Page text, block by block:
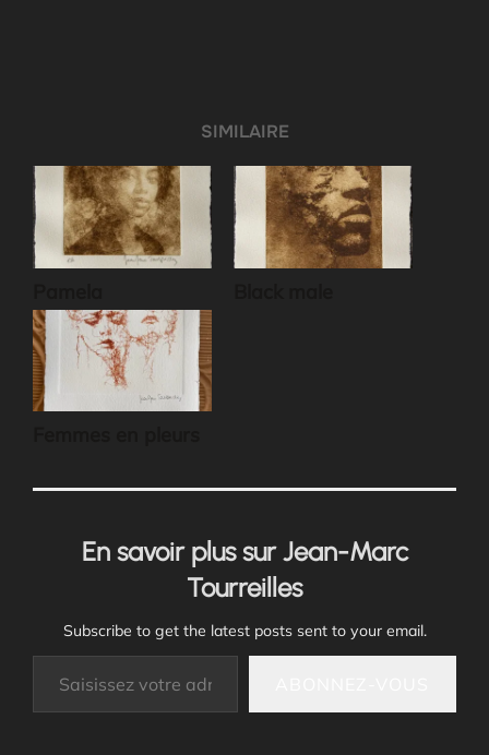
SIMILAIRE
En savoir plus sur Jean-Marc
Tourreilles
Subscribe to get the latest posts sent to your email.
Saisissez votre adresse e-mail…